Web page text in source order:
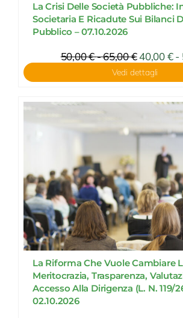
La Crisi Delle Società Pubbliche:
Societaria E Ricadute Sui Bilanci
Pubblico – 07.10.2026
50,00€-65,00€Fascia
di
prezzo:
50,00 €
65,00 €
40,00€ -
Vedi dettagli
La Riforma Che Vuole Cambiare
Meritocrazia, Trasparenza,
Accesso Alla Dirigenza (L. N. 119/
02.10.2026